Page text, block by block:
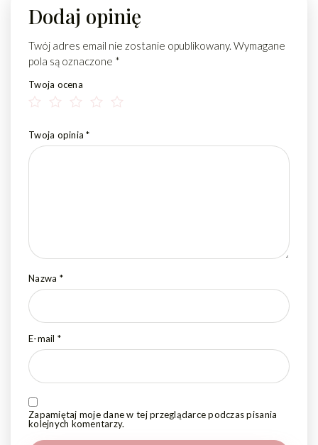
Dodaj opinię
Twój adres email nie zostanie opublikowany. Wymagane
pola są oznaczone *
Twoja ocena
Twoja opinia*
Nazwa *
E-mail *
Zapamiętaj moje dane w tej przeglądarce podczas pisania
kolejnych komentarzy.